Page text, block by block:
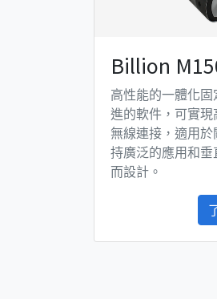
Billion
高性能的一體化
進的軟件，可實
無線連接，適用
持廣泛的應用和
而設計。